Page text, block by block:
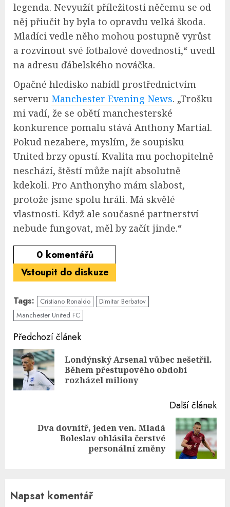
legenda. Nevyužít příležitosti něčemu se od
něj přiučit by byla to opravdu velká škoda.
Mladíci vedle něho mohou postupně vyrůst
a rozvinout své fotbalové dovednosti,“ uvedl
na adresu ďábelského nováčka.
Opačné hledisko nabídl prostřednictvím
serveru Manchester Evening News. „Trošku
mi vadí, že se obětí manchesterské
konkurence pomalu stává Anthony Martial.
Pokud nezabere, myslím, že soupisku
United brzy opustí. Kvalita mu pochopitelně
neschází, štěstí může najít absolutně
kdekoli. Pro Anthonyho mám slabost,
protože jsme spolu hráli. Má skvělé
vlastnosti. Když ale současné partnerství
nebude fungovat, měl by začít jinde.“
0 komentářů
Vstoupit do diskuze
Tags: Cristiano Ronaldo
Dimitar Berbatov
Manchester United FC
Continue
Reading
Předchozí článek
Londýnský Arsenal vůbec nešetřil.
Během přestupového období
rozházel miliony
Další článek
Dva dovnitř, jeden ven. Mladá
Boleslav ohlásila čerstvé
personální změny
Napsat komentář